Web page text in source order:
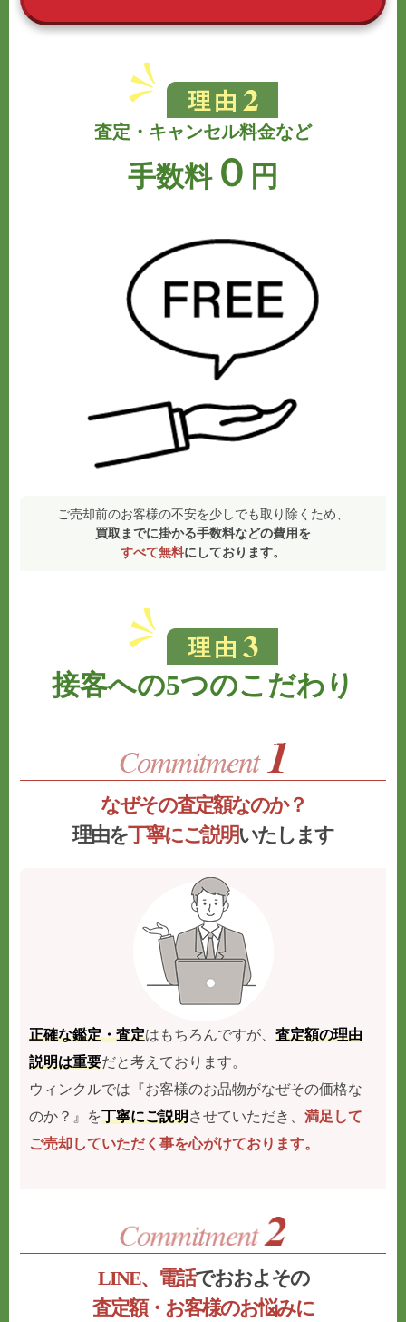
査定・キャンセル料金など
手数料０ 円
ご売却前のお客様の不安を少しでも取り除くため、
買取までに掛かる手数料などの費用を
すべて無料にしております。
接客への5つのこだわり
なぜその査定額なのか？
理由を丁寧にご説明いたします
正確な鑑定・査定はもちろんですが、査定額の理由
説明は重要だと考えております。
ウィンクルでは『お客様のお品物がなぜその価格な
のか？』を丁寧にご説明させていただき、満足して
ご売却していただく事を心がけております。
LINE、電話でおおよその
査定額・お客様のお悩みに